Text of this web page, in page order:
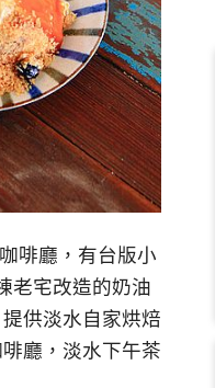
啡廳，有台版小
老宅改造的奶油
供淡水自家烘焙
廳，淡水下午茶